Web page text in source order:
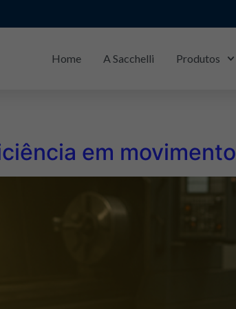
Home A Sacchelli Produtos
em movimento